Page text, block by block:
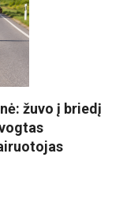
žuvo į briedį